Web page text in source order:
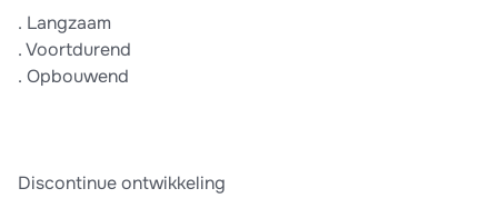
. Langzaam
. Voortdurend
. Opbouwend
Discontinue ontwikkeling